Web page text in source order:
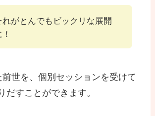
れがとんでもビックリな展開
世を、個別セッションを受けて
だすことができます。